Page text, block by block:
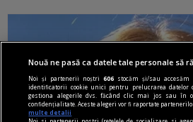
Nouă ne pasă ca datele tale personale să
Noi și partenerii noștri606 stocăm și/sau
identificatorii cookie unici pentru prelucrarea datelor
gestiona alegerile dvs. făcând clic mai jos sau în
confidențialitate. Aceste alegeri vor fi raportate
multe detalii